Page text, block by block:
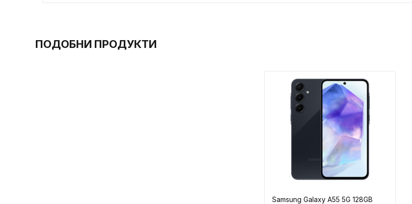
ПОДОБНИ ПРОДУКТИ
Samsung Galaxy A55 5G 128GB